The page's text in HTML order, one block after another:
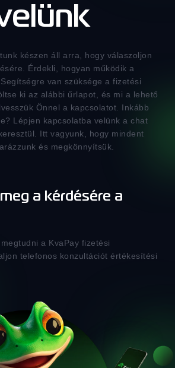
készen áll arra, hogy válaszoljon
Érdekli, hogyan működik a
van szüksége a fizetési
ki az alábbi űrlapot, és mi a lehető
Önnel a kapcsolatot. Inkább
Lépjen kapcsolatba velünk a chat
Itt vagyunk, hogy mindent
és megkönnyítsük.
a kérdésére a
a KvaPay fizetési
telefonos konzultációt értékesítési